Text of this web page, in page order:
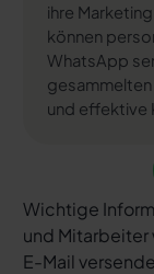
ihre
können
WhatsApp
und effektive
Wichtige
und
E-Mail